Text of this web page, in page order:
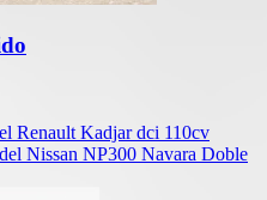
Renault Kadjar dci 110cv
Nissan NP300 Navara Doble